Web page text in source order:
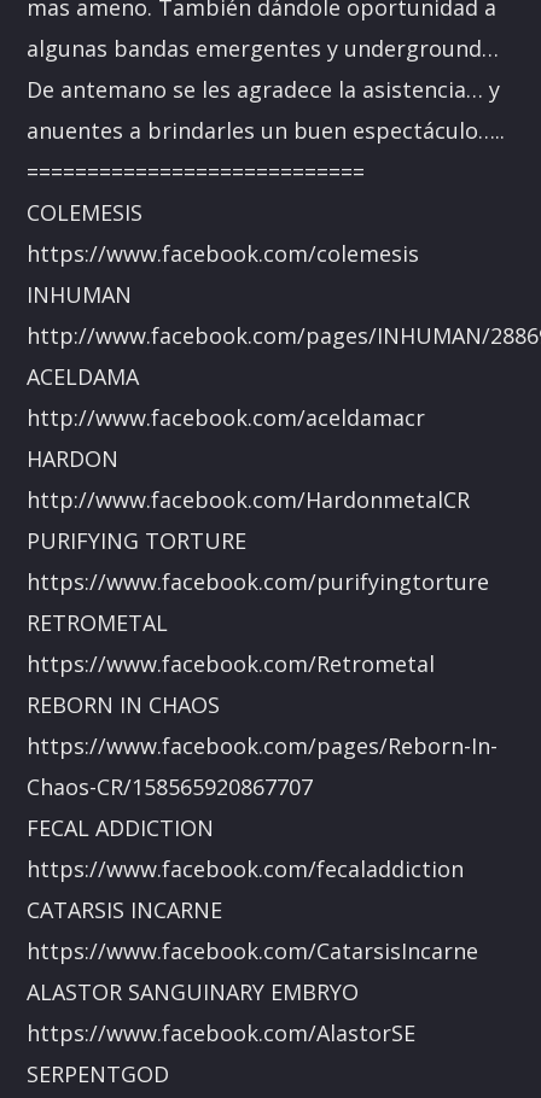
mas ameno. También dándole oportunidad a
algunas bandas emergentes y underground…
De antemano se les agradece la asistencia… y
anuentes a brindarles un buen espectáculo…..
============================
COLEMESIS
https://www.facebook.com/colemesis
INHUMAN
http://www.facebook.com/pages/INHUMAN/
ACELDAMA
http://www.facebook.com/aceldamacr
HARDON
http://www.facebook.com/HardonmetalCR
PURIFYING TORTURE
https://www.facebook.com/purifyingtorture
RETROMETAL
https://www.facebook.com/Retrometal
REBORN IN CHAOS
https://www.facebook.com/pages/Reborn-In-
Chaos-CR/158565920867707
FECAL ADDICTION
https://www.facebook.com/fecaladdiction
CATARSIS INCARNE
https://www.facebook.com/CatarsisIncarne
ALASTOR SANGUINARY EMBRYO
https://www.facebook.com/AlastorSE
SERPENTGOD